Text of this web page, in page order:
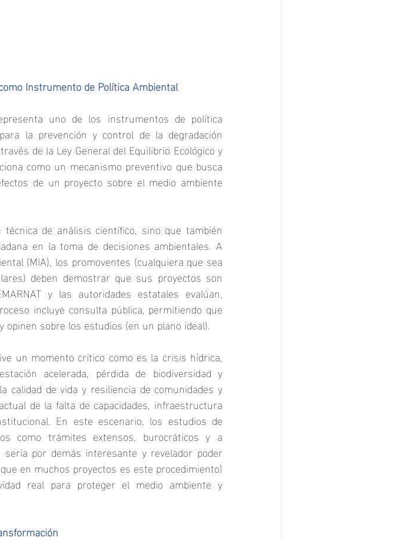
Instrumento de Política Ambiental
uno de los instrumentos de política
la prevención y control de la degradación
de la Ley General del Equilibrio Ecológico y
como un mecanismo preventivo que busca
de un proyecto sobre el medio ambiente
de análisis científico, sino que también
en la toma de decisiones ambientales. A
(MIA), los promoventes (cualquiera que sea
deben demostrar que sus proyectos son
y las autoridades estatales evalúan,
incluye consulta pública, permitiendo que
sobre los estudios (en un plano ideal).
un momento crítico como es la crisis hídrica,
acelerada, pérdida de biodiversidad y
calidad de vida y resiliencia de comunidades y
de la falta de capacidades, infraestructura
En este escenario, los estudios de
como trámites extensos, burocráticos y a
por demás interesante y revelador poder
en muchos proyectos es este procedimiento)
real para proteger el medio ambiente y